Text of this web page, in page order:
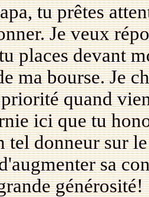
tu prêtes
Je veux
places devant
ma bourse. Je
quand
ici que tu
tel donneur sur
sa
générosité!